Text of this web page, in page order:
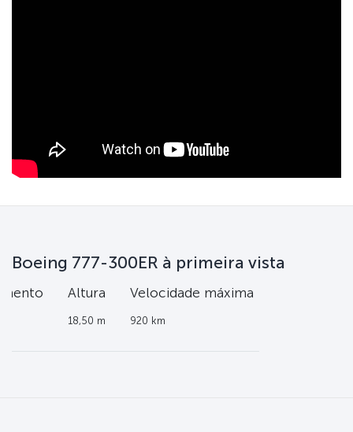
Boeing 777-300ER à primeira vista
Altura
18,50 m
Velocidade máxima
920 km